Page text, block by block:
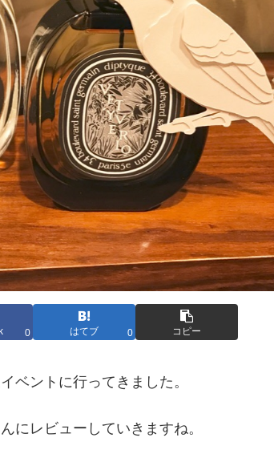
0 はてブ 0 コピー
ベントに行ってきました。
にレビューしていきますね。